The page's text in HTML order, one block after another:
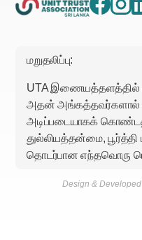
மறுதலிப்பு:
UTA இணையத்தளத்தில்
அதன் அங்கத்தவர்களால்
அடிப்படையாகக்
துல்லியத்தன்மை,
தொடர்பான எந்தவொரு
Design &